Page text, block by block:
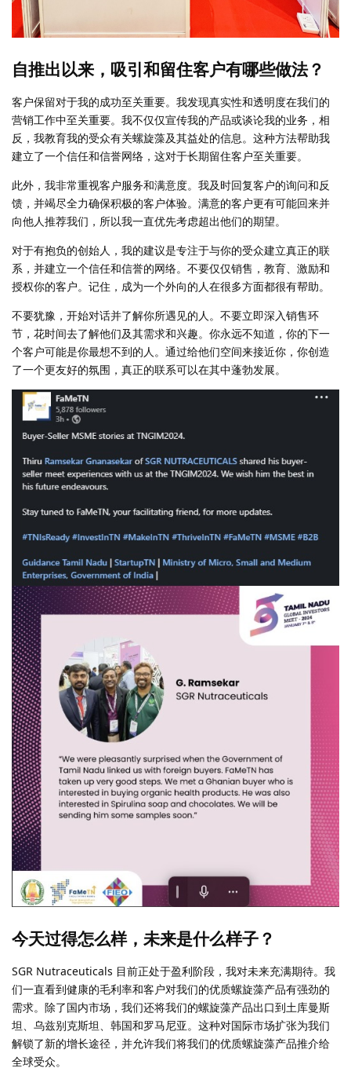
自推出以来，吸引和留住客户有哪些做法？
客户保留对于我的成功至关重要。我发现真实性和透明度在我们的
营销工作中至关重要。我不仅仅宣传我的产品或谈论我的业务，相
反，我教育我的受众有关螺旋藻及其益处的信息。这种方法帮助我
建立了一个信任和信誉网络，这对于长期留住客户至关重要。
此外，我非常重视客户服务和满意度。我及时回复客户的询问和反
馈，并竭尽全力确保积极的客户体验。满意的客户更有可能回来并
向他人推荐我们，所以我一直优先考虑超出他们的期望。
对于有抱负的创始人，我的建议是专注于与你的受众建立真正的联
系，并建立一个信任和信誉的网络。不要仅仅销售，教育、激励和
授权你的客户。记住，成为一个外向的人在很多方面都很有帮助。
不要犹豫，开始对话并了解你所遇见的人。不要立即深入销售环
节，花时间去了解他们及其需求和兴趣。你永远不知道，你的下一
个客户可能是你最想不到的人。通过给他们空间来接近你，你创造
了一个更友好的氛围，真正的联系可以在其中蓬勃发展。
今天过得怎么样，未来是什么样子？
SGR Nutraceuticals 目前正处于盈利阶段，我对未来充满期待。我
们一直看到健康的毛利率和客户对我们的优质螺旋藻产品有强劲的
需求。除了国内市场，我们还将我们的螺旋藻产品出口到土库曼斯
坦、乌兹别克斯坦、韩国和罗马尼亚。这种对国际市场扩张为我们
解锁了新的增长途径，并允许我们将我们的优质螺旋藻产品推介给
全球受众。